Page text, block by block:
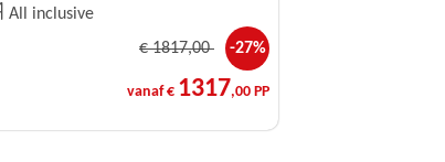
All inclusive
€1817,00 -27%
vanaf € 1317,00 PP